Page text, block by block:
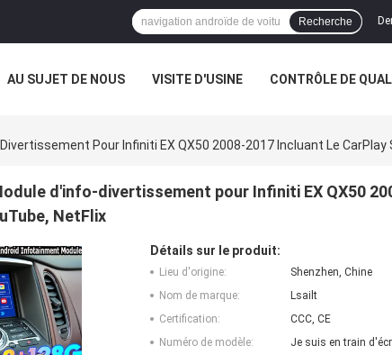
Recherche
AU SUJET DE NOUS VISITE D'USINE CONTRÔLE DE
Pour Infiniti EX QX50 2008-2017 Incluant Le CarPlay
d'info-divertissement pour Infiniti EX QX50
NetFlix
Détails sur le produit:
Lieu d'origine:
Shenzhen, Chine
Nom de marque:
Lsailt
Certification:
CCC, CE
Numéro de modèle:
Je suis en train